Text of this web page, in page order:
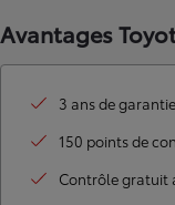
Avantages
3 ans de garantie
150 points de
Contrôle gratuit